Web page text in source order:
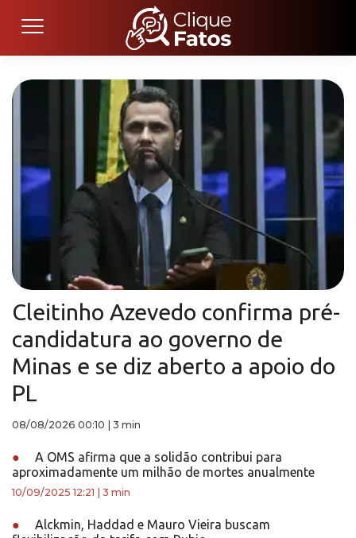
Cleitinho Azevedo confirma pré-
candidatura ao governo de
Minas e se diz aberto a apoio do
PL
08/08/2026 00:10 3 min
●
A OMS afirma que a solidão contribui para
aproximadamente um milhão de mortes anualmente
10/09/2025 12:21 3 min
●
Alckmin, Haddad e Mauro Vieira buscam